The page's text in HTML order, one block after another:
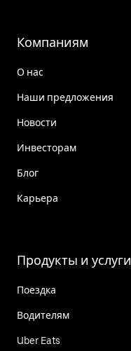
Компаниям
О нас
Наши предложения
Новости
Инвесторам
Блог
Карьера
Продукты и услуги
Поездка
Водителям
Uber Eats